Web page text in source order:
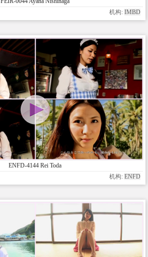
机构: IMBD
ENFD-4144 Rei Toda
机构: ENFD